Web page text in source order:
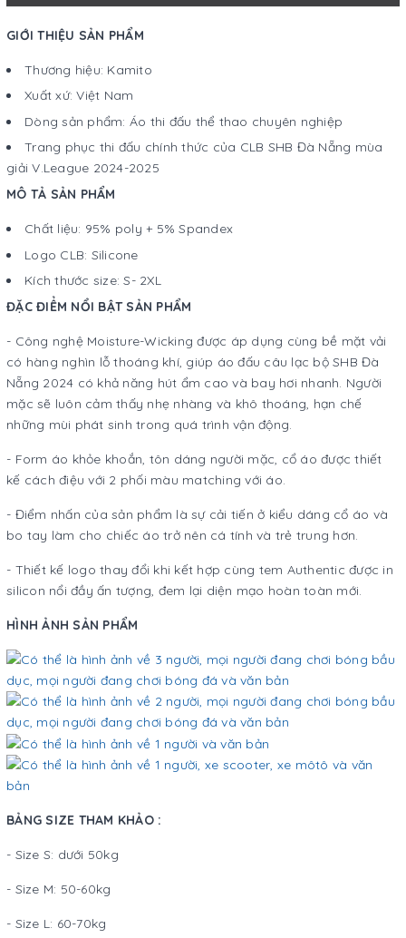
GIỚI THIỆU SẢN PHẨM
Thương hiệu: Kamito
Xuất xứ: Việt Nam
Dòng sản phẩm: Áo thi đấu thể thao chuyên nghiệp
Trang phục thi đấu chính thức của CLB SHB Đà Nẵng mùa
giải V.League 2024-2025
MÔ TẢ SẢN PHẨM
Chất liệu: 95% poly + 5% Spandex
Logo CLB: Silicone
Kích thước size: S- 2XL
ĐẶC ĐIỂM NỔI BẬT SẢN PHẨM
- Công nghệ Moisture-Wicking được áp dụng cùng bề mặt vải
có hàng nghìn lỗ thoáng khí, giúp áo đấu câu lạc bộ SHB Đà
Nẵng 2024 có khả năng hút ẩm cao và bay hơi nhanh. Người
mặc sẽ luôn cảm thấy nhẹ nhàng và khô thoáng, hạn chế
những mùi phát sinh trong quá trình vận động.
- Form áo khỏe khoắn, tôn dáng người mặc, cổ áo được thiết
kế cách điệu với 2 phối màu matching với áo.
- Điểm nhấn của sản phẩm là sự cải tiến ở kiểu dáng cổ áo và
bo tay làm cho chiếc áo trở nên cá tính và trẻ trung hơn.
- Thiết kế logo thay đổi khi kết hợp cùng tem Authentic được in
silicon nổi đầy ấn tượng, đem lại diện mạo hoàn toàn mới.
HÌNH ẢNH SẢN PHẨM
BẢNG SIZE THAM KHẢO :
- Size S: dưới 50kg
- Size M: 50-60kg
- Size L: 60-70kg